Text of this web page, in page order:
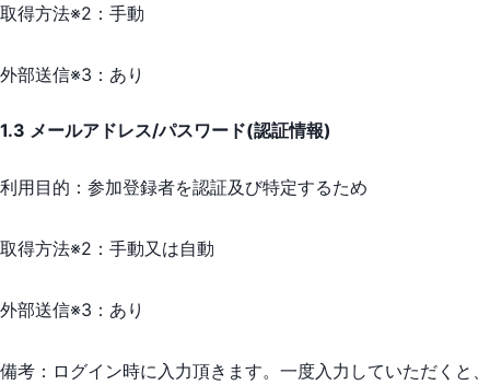
取得方法※2： 手動
外部送信※3： あり
1.3 メールアドレス/パスワード(認証情報)
利用目的： 参加登録者を認証及び特定するため
取得方法※2： 手動又は自動
外部送信※3： あり
備考： ログイン時に入力頂きます。一度入力していただくと、